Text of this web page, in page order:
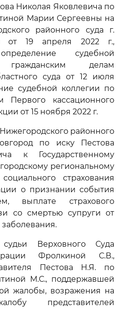
Николая Яковлевича по
Марии Сергеевны на
районного суда г.
от 19 апреля 2022 г.,
судебной
делам
суда от 12 июля
судебной коллегии по
Первого кассационного
от 15 ноября 2022 г.
Нижегородского районного
по иску Пестова
к Государственному
региональному
страхования
о признании события
выплате страхового
со смертью супруги от
Верховного Суда
Фролкиной С.В.,
Пестова Н.Я. по
М.С., поддержавшей
жалобы, возражения на
представителей